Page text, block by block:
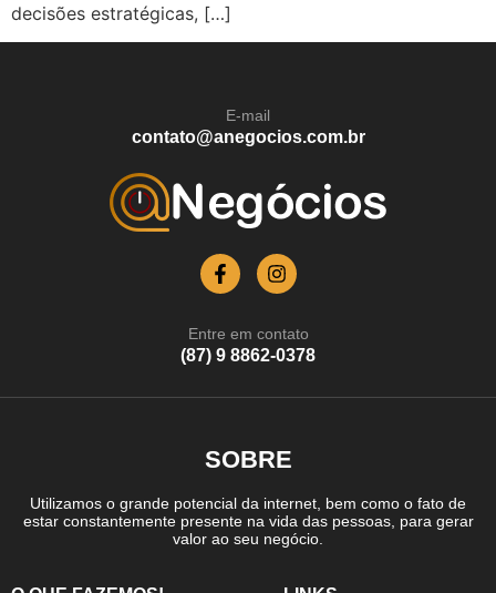
decisões estratégicas, […]
E-mail
contato@anegocios.com.br
Entre em contato
(87) 9 8862-0378
SOBRE
Utilizamos o grande potencial da internet, bem como o fato de
estar constantemente presente na vida das pessoas, para gerar
valor ao seu negócio.